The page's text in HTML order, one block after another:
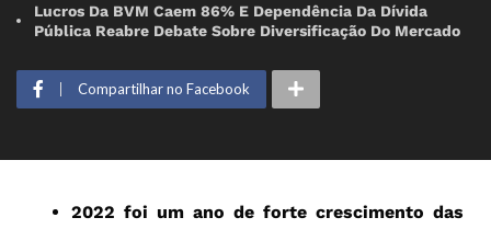
Lucros Da BVM Caem 86% E Dependência Da Dívida
Pública Reabre Debate Sobre Diversificação Do Mercado
Compartilhar no Facebook
2022 foi um ano de forte crescimento das